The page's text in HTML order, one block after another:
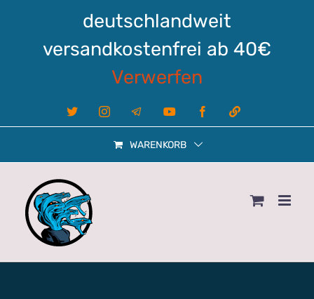
deutschlandweit
versandkostenfrei ab 40€
Verwerfen
X InstagramTelegram YouTube FacebookLinktree
WARENKORB